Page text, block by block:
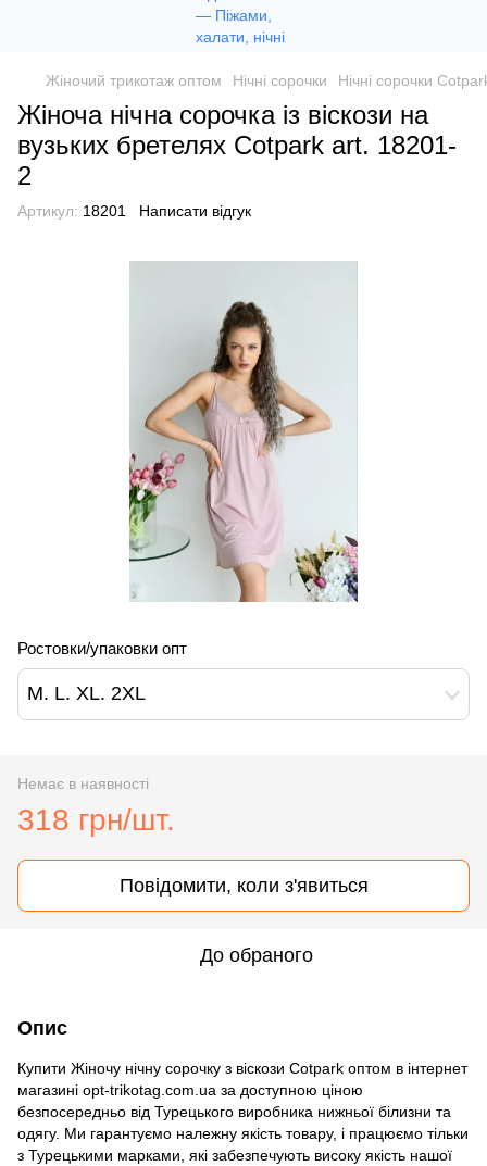
Жіночий трикотаж оптом Нічні сорочки Нічні сорочки
Жіноча нічна сорочка із віскози на
вузьких бретелях Сotpark art. 18201-
2
Артикул: 18201 Написати відгук
Ростовки/упаковки опт
M. L. XL. 2XL
Немає в наявності
318 грн/шт.
Повідомити, коли з'явиться
До обраного
Опис
Купити Жіночу нічну сорочку з віскози Сotpark оптом в інтернет
магазині opt-trikotag.com.ua за доступною ціною
безпосередньо від Турецького виробника нижньої білизни та
одягу. Ми гарантуємо належну якість товару, і працюємо тільки
з Турецькими марками, які забезпечують високу якість нашої